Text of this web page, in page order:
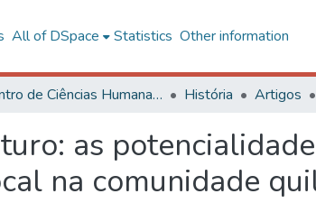
All of DSpace Statistics Other information
Centro de Ciências Humanas, Letras e Artes História Artigos
as
na comunidade